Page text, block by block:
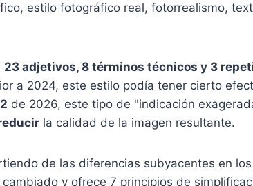
estilo fotográfico real, fotorrealismo,
23 adjetivos, 8 términos técnicos y 3
a 2024, este estilo podía tener cierto
de 2026, este tipo de "indicación
la calidad de la imagen resultante.
de las diferencias subyacentes en
y ofrece 7 principios de